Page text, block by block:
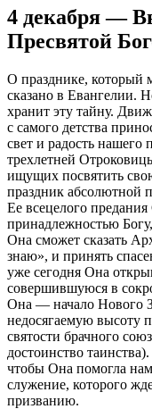
4 декабря —
Пресвятой
О празднике, который
сказано в Евангелии.
хранит эту тайну.
с самого детства
свет и радость нашего
трехлетней
ищущих посвятить
праздник абсолютной
Ее всецелого
принадлежностью
Она сможет сказать
знаю», и принять
уже сегодня Она
совершившуюся в
Она — начало Нового
недосягаемую высоту
святости брачного
достоинство
чтобы Она помогла
служение, которого
призванию.